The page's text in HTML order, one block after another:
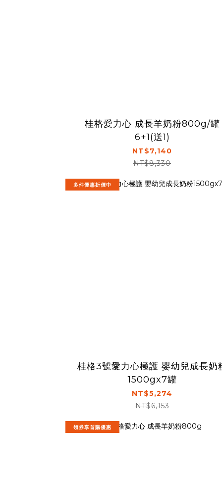
桂格愛力心 成長羊奶粉800g/罐
6+1(送1)
NT$7,140
NT$8,330
多件優惠折價中
桂格3號愛力心極護 嬰幼兒成長奶
1500gx7罐
NT$5,274
NT$6,153
領券享首購優惠